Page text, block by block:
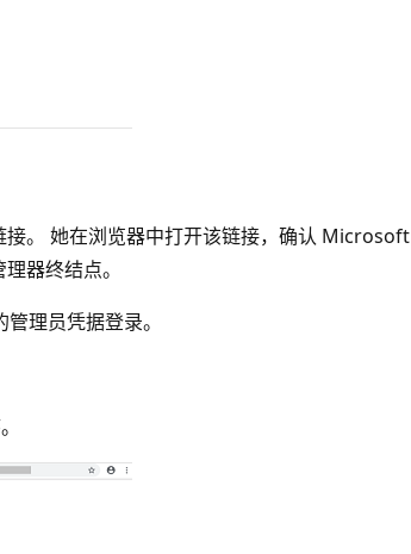
。 她在浏览器中打开该链接，确认 Microsoft
器终结点。
理员凭据登录。